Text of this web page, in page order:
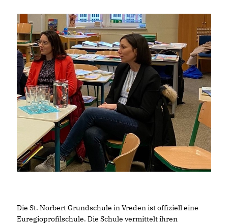
Die St. Norbert Grundschule in Vreden ist offiziell eine
Euregioprofilschule. Die Schule vermittelt ihren